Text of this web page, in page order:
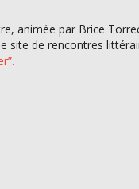
animée par Brice
site de rencontres